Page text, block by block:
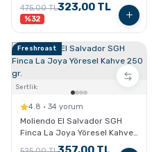
475,00 TL323,00 TL
%32
Freshroast
Sertlik:
4.8 · 34 yorum
Moliendo El Salvador SGH
Finca La Joya Yöresel Kahve